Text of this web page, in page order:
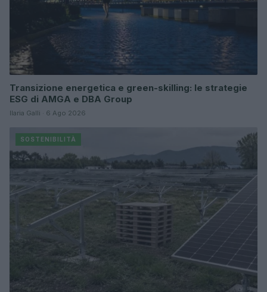
Transizione energetica e green-skilling: le strategie
ESG di AMGA e DBA Group
Ilaria Galli · 6 Ago 2026
SOSTENIBILITÀ